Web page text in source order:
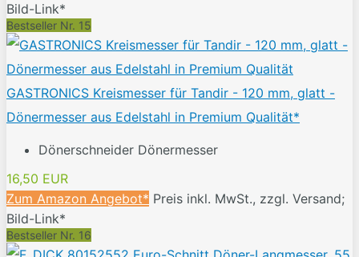
Bild-Link*
Bestseller Nr. 15
GASTRONICS Kreismesser für Tandir - 120 mm, glatt -
Dönermesser aus Edelstahl in Premium Qualität*
Dönerschneider Dönermesser
16,50 EUR
Zum Amazon Angebot* Preis inkl. MwSt., zzgl. Versand;
Bild-Link*
Bestseller Nr. 16